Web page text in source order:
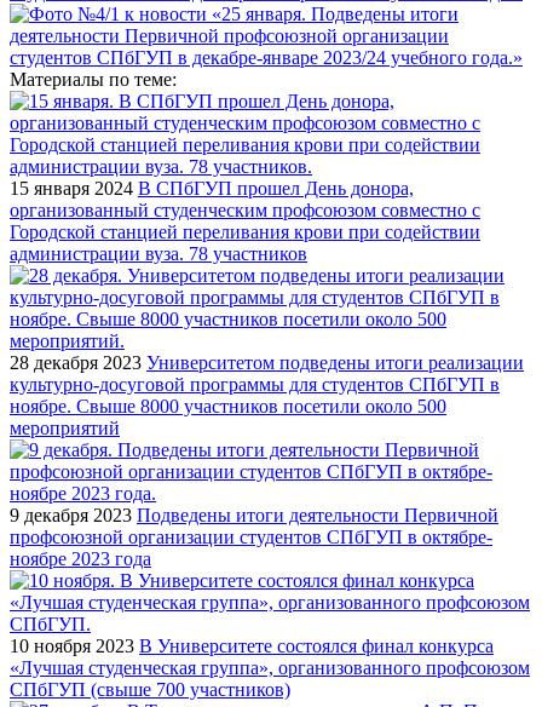
Материалы по теме:
15 января 2024 В СПбГУП прошел День донора,
организованный студенческим профсоюзом совместно с
Городской станцией переливания крови при содействии
администрации вуза. 78 участников
28 декабря 2023 Университетом подведены итоги реализации
культурно-досуговой программы для студентов СПбГУП в
ноябре. Свыше 8000 участников посетили около 500
мероприятий
9 декабря 2023 Подведены итоги деятельности Первичной
профсоюзной организации студентов СПбГУП в октябре-
ноябре 2023 года
10 ноября 2023 В Университете состоялся финал конкурса
«Лучшая студенческая группа», организованного профсоюзом
СПбГУП (свыше 700 участников)